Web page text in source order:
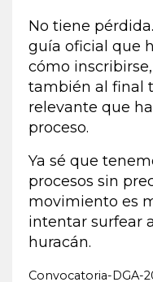
No tiene
guía oficial que
cómo
también al final
relevante que
proceso.
Ya sé que
procesos sin
movimiento es
intentar surfear
huracán.
Convocatoria-DGA-